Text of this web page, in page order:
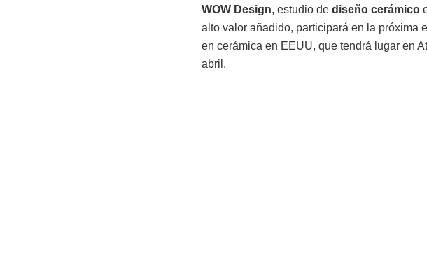
WOW Design, estudio de diseño cerámico
alto valor añadido, participará en la próxima
en cerámica en EEUU, que tendrá lugar en
abril.